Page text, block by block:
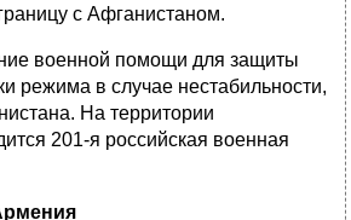
с Афганистаном.
военной помощи для защиты
режима в случае нестабильности,
На территории
201-я российская военная